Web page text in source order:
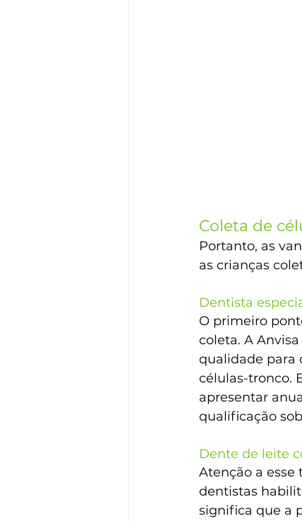
Coleta de
Portanto, as
as crianças
Dentista
O primeiro
coleta. A
qualidade para
células-tronco.
apresentar
qualificação
Dente de leite
Atenção a esse
dentistas
significa que a